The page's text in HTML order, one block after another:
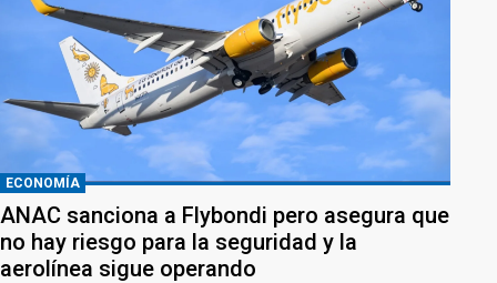
ECONOMÍA
ANAC sanciona a Flybondi pero asegura que
no hay riesgo para la seguridad y la
aerolínea sigue operando